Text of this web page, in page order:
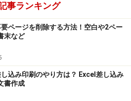
狭くなります
ージ全体に広げる
です。最新の内容をご確認くださ
ジョンによっては画面表示、操作方
す。
事ランキング
ページを削除する方法！空白や2ペー
末など
込み印刷のやり方は？ Excel差し込み
書作成